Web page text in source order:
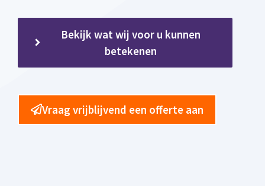
Bekijk wat wij voor u kunnen
betekenen
Vraag vrijblijvend een offerte aan